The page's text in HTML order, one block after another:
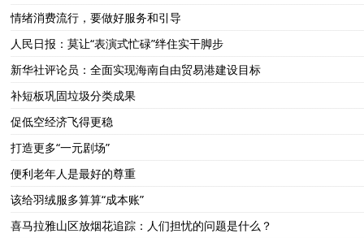
情绪消费流行，要做好服务和引导
人民日报：莫让“表演式忙碌”绊住实干脚步
新华社评论员：全面实现海南自由贸易港建设目标
补短板巩固垃圾分类成果
促低空经济飞得更稳
打造更多“一元剧场”
便利老年人是最好的尊重
该给羽绒服多算算“成本账”
喜马拉雅山区放烟花追踪：人们担忧的问题是什么？